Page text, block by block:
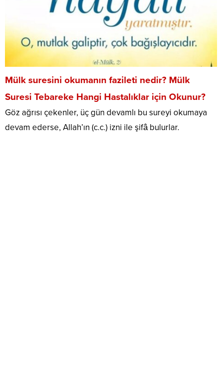
Mülk suresini okumanın fazileti nedir? Mülk
Suresi Tebareke Hangi Hastalıklar için Okunur?
Göz ağrısı çekenler, üç gün devamlı bu sureyi okumaya
devam ederse, Allah’ın (c.c.) izni ile şifâ bulurlar.